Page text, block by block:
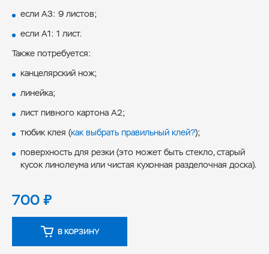
если А3: 9 листов;
если А1: 1 лист.
Также потребуется:
канцелярский нож;
линейка;
лист пивного картона А2;
тюбик клея (как выбрать правильный клей?);
поверхность для резки (это может быть стекло, старый
кусок линолеума или чистая кухонная разделочная доска).
700₽
В КОРЗИНУ